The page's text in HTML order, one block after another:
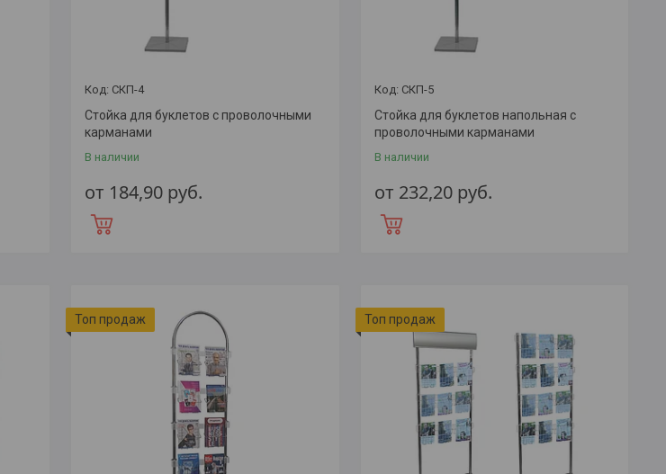
СКП-4
Стойка для буклетов c проволочными
карманами
В наличии
от 184,90 руб.
СКП-5
Стойка для буклетов напольная с
проволочными карманами
В наличии
от 232,20 руб.
Топ продаж Топ продаж